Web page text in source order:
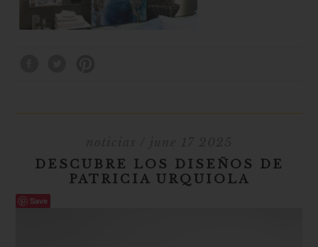
DESCUBRE LOS DISEÑOS DE
PATRICIA URQUIOLA
Save